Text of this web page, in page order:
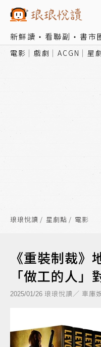
新鮮讀 看聯副 書市
電影 戲劇 ACGN 星
琅琅悅讀 星劇點 電影
《重裝制裁》
「做工的人」
2025/01/26 琅琅悅讀／ 車庫